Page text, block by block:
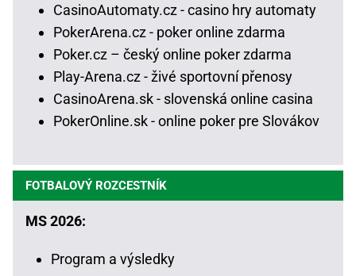
CasinoAutomaty.cz - casino hry automaty
PokerArena.cz - poker online zdarma
Poker.cz – český online poker zdarma
Play-Arena.cz - živé sportovní přenosy
CasinoArena.sk - slovenská online casina
PokerOnline.sk - online poker pre Slovákov
FOTBALOVÝ ROZCESTNÍK
MS 2026:
Program a výsledky